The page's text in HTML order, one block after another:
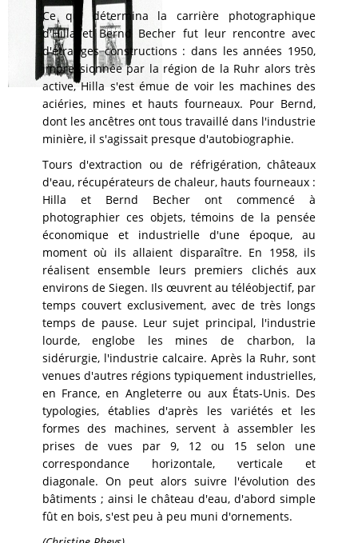
Ce qui détermina la carrière photographique
d'Hilla et Bernd Becher fut leur rencontre avec
d'étranges constructions : dans les années 1950,
impressionnée par la région de la Ruhr alors très
active, Hilla s'est émue de voir les machines des
aciéries, mines et hauts fourneaux. Pour Bernd,
dont les ancêtres ont tous travaillé dans l'industrie
minière, il s'agissait presque d'autobiographie.
Tours d'extraction ou de réfrigération, châteaux
d'eau, récupérateurs de chaleur, hauts fourneaux :
Hilla et Bernd Becher ont commencé à
photographier ces objets, témoins de la pensée
économique et industrielle d'une époque, au
moment où ils allaient disparaître. En 1958, ils
réalisent ensemble leurs premiers clichés aux
environs de Siegen. Ils œuvrent au téléobjectif, par
temps couvert exclusivement, avec de très longs
temps de pause. Leur sujet principal, l'industrie
lourde, englobe les mines de charbon, la
sidérurgie, l'industrie calcaire. Après la Ruhr, sont
venues d'autres régions typiquement industrielles,
en France, en Angleterre ou aux États-Unis. Des
typologies, établies d'après les variétés et les
formes des machines, servent à assembler les
prises de vues par 9, 12 ou 15 selon une
correspondance horizontale, verticale et
diagonale. On peut alors suivre l'évolution des
bâtiments ; ainsi le château d'eau, d'abord simple
fût en bois, s'est peu à peu muni d'ornements.